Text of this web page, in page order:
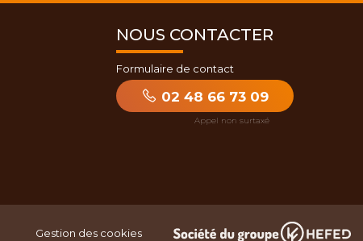
NOUS CONTACTER
Formulaire de contact
02 48 66 73 09
Gestion des cookies